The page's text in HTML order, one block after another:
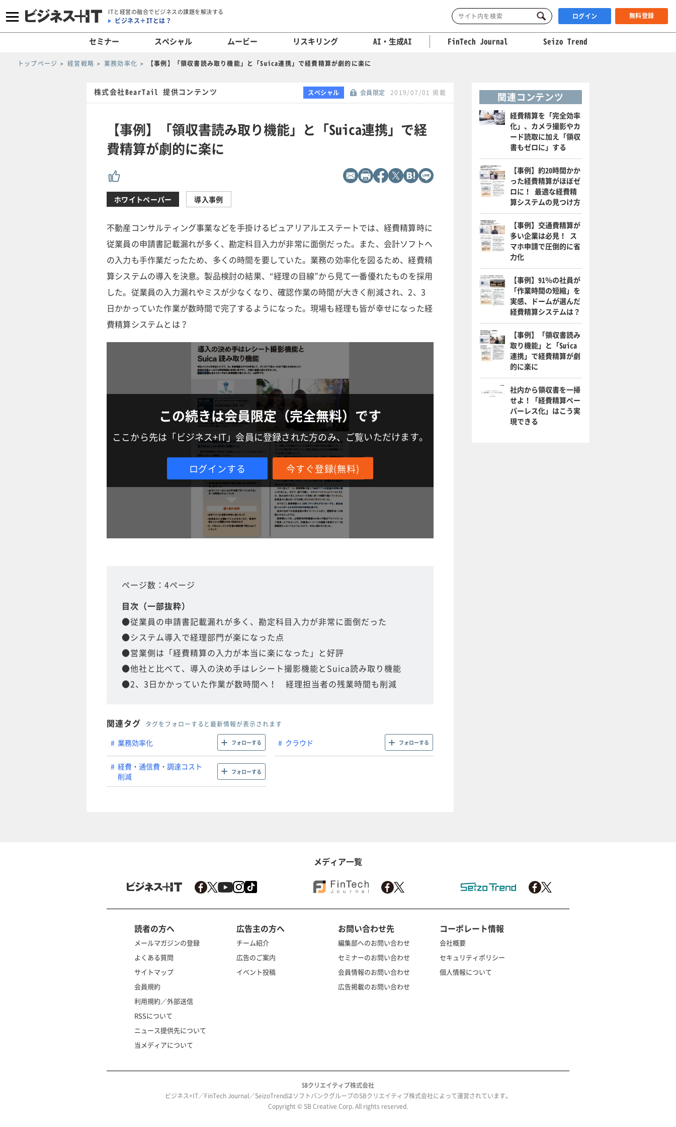
ITと経営の融合でビジネスの課題を解決する
ビジネス＋ITとは？ ログイン 無料登録
セミナー スペシャル ムービー リスキリング AI・生成AI FinTech Journal Seizo Trend
トップページ 経営戦略 業務効率化 【事例】「領収書読み取り機能」と「Suica連携」で経費精算が劇的に楽に
株式会社BearTail 提供コンテンツ スペシャル 会員限定 2019/07/01 掲載
【事例】「領収書読み取り機能」と「Suica連携」で経
費精算が劇的に楽に
ホワイトペーパー 導入事例
不動産コンサルティング事業などを手掛けるピュアリアルエステートでは、経費精算時に
従業員の申請書記載漏れが多く、勘定科目入力が非常に面倒だった。また、会計ソフトへ
の入力も手作業だったため、多くの時間を要していた。業務の効率化を図るため、経費精
算システムの導入を決意。製品検討の結果、“経理の目線”から見て一番優れたものを採用
した。従業員の入力漏れやミスが少なくなり、確認作業の時間が大きく削減され、2、3
日かかっていた作業が数時間で完了するようになった。現場も経理も皆が幸せになった経
費精算システムとは？
この続きは会員限定（完全無料）です
ここから先は「ビジネス+IT」会員に登録された方のみ、ご覧いただけます。
ログインする 今すぐ登録(無料)
ページ数：4ページ
目次（一部抜粋）
●従業員の申請書記載漏れが多く、勘定科目入力が非常に面倒だった
●システム導入で経理部門が楽になった点
●営業側は「経費精算の入力が本当に楽になった」と好評
●他社と比べて、導入の決め手はレシート撮影機能とSuica読み取り機能
●2、3日かかっていた作業が数時間へ！ 経理担当者の残業時間も削減
関連タグ タグをフォローすると最新情報が表示されます
業務効率化 フォローする クラウド フォローする
経費・通信費・調達コスト
削減
フォローする
関連コンテンツ
経費精算を「完全効率
化」、カメラ撮影やカ
ード読取に加え「領収
書もゼロに」する
【事例】約20時間かか
った経費精算がほぼゼ
ロに！ 最適な経費精
算システムの見つけ方
【事例】交通費精算が
多い企業は必見！ ス
マホ申請で圧倒的に省
力化
【事例】91％の社員が
「作業時間の短縮」を
実感、ドームが選んだ
経費精算システムは？
【事例】「領収書読み
取り機能」と「Suica
連携」で経費精算が劇
的に楽に
社内から領収書を一掃
せよ！「経費精算ペー
パーレス化」はこう実
現できる
メディア一覧
読者の方へ
メールマガジンの登録
よくある質問
サイトマップ
会員規約
利用規約／外部送信
RSSについて
ニュース提供先について
当メディアについて
広告主の方へ
チーム紹介
広告のご案内
イベント投稿
お問い合わせ先
編集部へのお問い合わせ
セミナーのお問い合わせ
会員情報のお問い合わせ
広告掲載のお問い合わせ
コーポレート情報
会社概要
セキュリティポリシー
個人情報について
SBクリエイティブ株式会社
ビジネス+IT／FinTech Journal／SeizoTrendはソフトバンクグループのSBクリエイティブ株式会社によって運営されています。
Copyright © SB Creative Corp. All rights reserved.